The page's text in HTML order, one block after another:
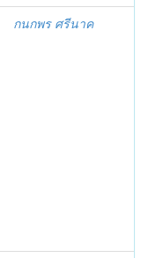
กนกพร ศรีนาค